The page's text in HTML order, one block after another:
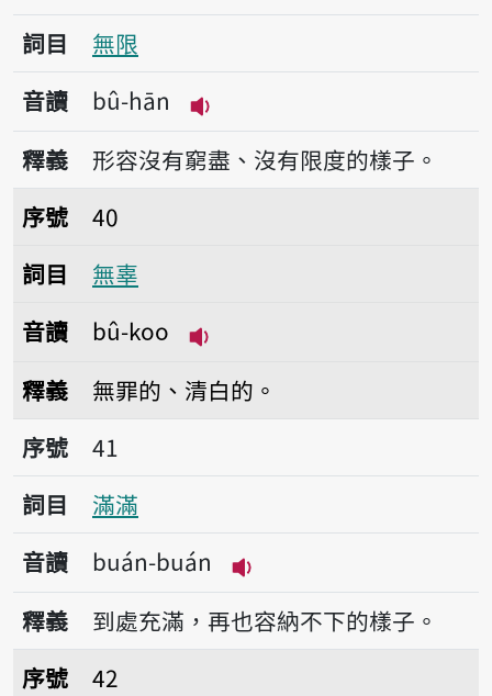
詞目
無限
音讀
bû-hān
播放音讀bû-hān
釋義
形容沒有窮盡、沒有限度的樣子。
序號40無辜
序號
40
詞目
無辜
音讀
bû-koo
釋義
無罪的、清白的。
序號41滿滿
序號
41
詞目
滿滿
音讀
buán-buán
播放音讀buán-buán
釋義
到處充滿，再也容納不下的樣子。
序號42尾仔
序號
42